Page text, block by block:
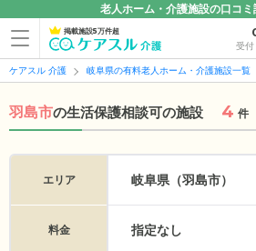
老人ホーム・介護施設の口コミ
掲載施設5万件超
受付
ケアスル 介護 岐阜県の有料老人ホーム・介護施設一覧
羽島市の生活保護相談可の施設 4 件
エリア 岐阜県（羽島市）
料金 指定なし